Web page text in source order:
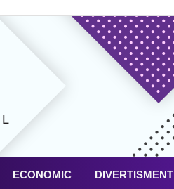
ECONOMIC DIVERTISMENT